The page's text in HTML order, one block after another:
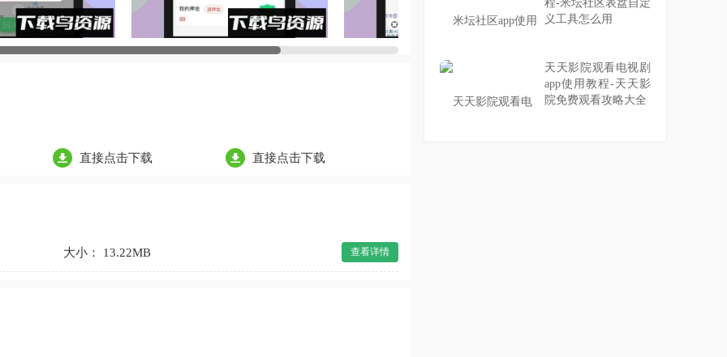
直接点击下载 直接点击下载
大小： 13.22MB 查看详情
程-米坛社区表盘自定
义工具怎么用
天天影院观看电视剧
app使用教程-天天影
院免费观看攻略大全